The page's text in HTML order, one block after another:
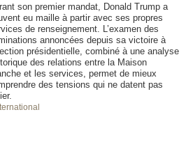
son premier mandat, Donald Trump a
eu maille à partir avec ses propres
de renseignement. L’examen des
annoncées depuis sa victoire à
présidentielle, combiné à une analyse
des relations entre la Maison
et les services, permet de mieux
des tensions qui ne datent pas